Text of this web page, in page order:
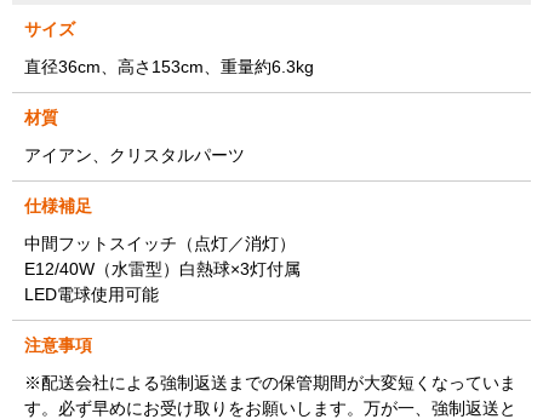
サイズ
直径36cm、高さ153cm、重量約6.3kg
材質
アイアン、クリスタルパーツ
仕様補足
中間フットスイッチ（点灯／消灯）
E12/40W（水雷型）白熱球×3灯付属
LED電球使用可能
注意事項
※配送会社による強制返送までの保管期間が大変短くなっていま
す。必ず早めにお受け取りをお願いします。万が一、強制返送と